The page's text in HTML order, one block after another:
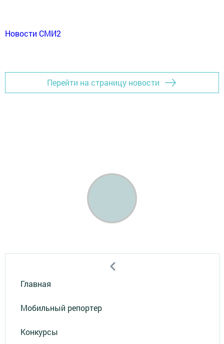
Новости СМИ2
Перейти на страницу новости
Главная
Мобильный репортер
Конкурсы